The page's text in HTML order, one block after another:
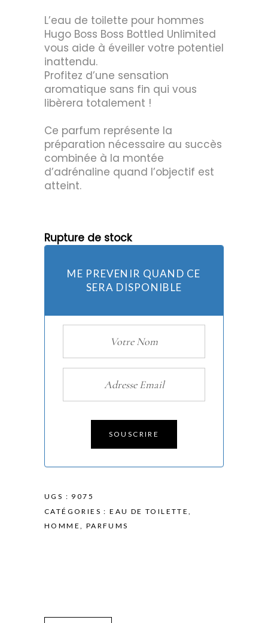
L’eau de toilette pour hommes
Hugo Boss Boss Bottled Unlimited
vous aide à éveiller votre potentiel
inattendu.
Profitez d’une sensation
aromatique sans fin qui vous
libèrera totalement !
Ce parfum représente la
préparation nécessaire au succès
combinée à la montée
d’adrénaline quand l’objectif est
atteint.
Rupture de stock
ME PREVENIR QUAND CE
SERA DISPONIBLE
SOUSCRIRE
UGS : 9075
CATÉGORIES :EAU DE TOILETTE,
HOMME , PARFUMS